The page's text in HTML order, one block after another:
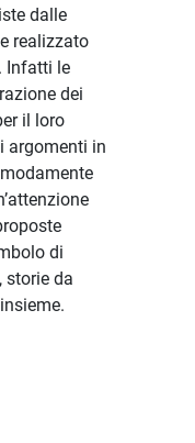
dalle
realizzato
Infatti le
dei
il loro
argomenti in
di
, storie da